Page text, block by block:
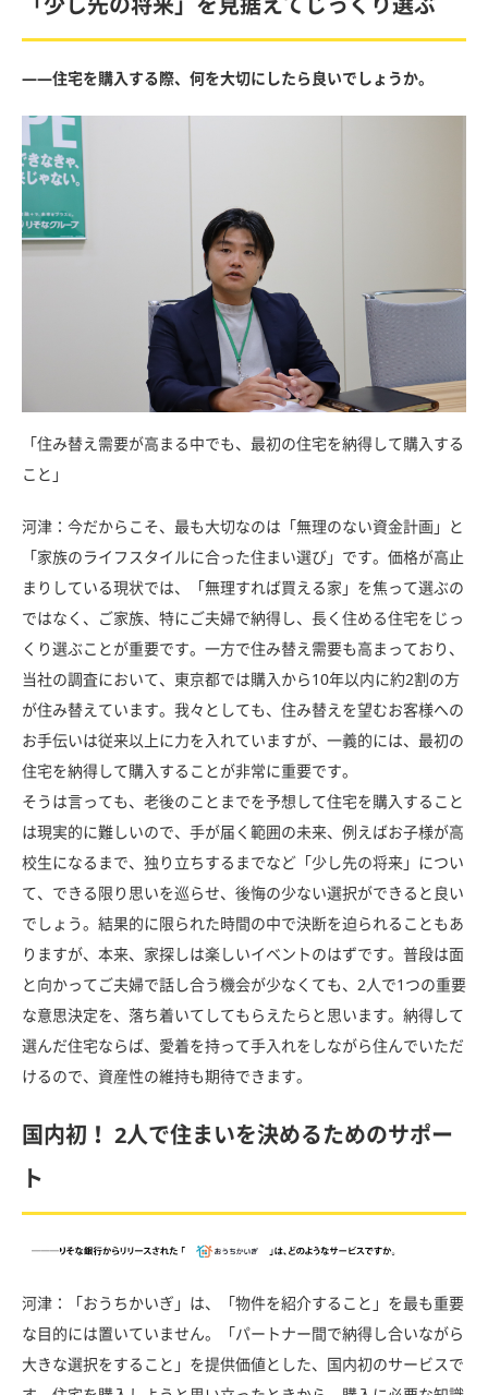
――住宅を購入する際、何を大切にしたら良いでしょうか。
「住み替え需要が高まる中でも、最初の住宅を納得して購入する
こと」
河津：今だからこそ、最も大切なのは「無理のない資金計画」と
「家族のライフスタイルに合った住まい選び」です。価格が高止
まりしている現状では、「無理すれば買える家」を焦って選ぶの
ではなく、ご家族、特にご夫婦で納得し、長く住める住宅をじっ
くり選ぶことが重要です。一方で住み替え需要も高まっており、
当社の調査において、東京都では購入から10年以内に約2割の方
が住み替えています。我々としても、住み替えを望むお客様への
お手伝いは従来以上に力を入れていますが、一義的には、最初の
住宅を納得して購入することが非常に重要です。
そうは言っても、老後のことまでを予想して住宅を購入すること
は現実的に難しいので、手が届く範囲の未来、例えばお子様が高
校生になるまで、独り立ちするまでなど「少し先の将来」につい
て、できる限り思いを巡らせ、後悔の少ない選択ができると良い
でしょう。結果的に限られた時間の中で決断を迫られることもあ
りますが、本来、家探しは楽しいイベントのはずです。普段は面
と向かってご夫婦で話し合う機会が少なくても、 2 人で1 つの重要
な意思決定を、落ち着いてしてもらえたらと思います。納得して
選んだ住宅ならば、愛着を持って手入れをしながら住んでいただ
けるので、資産性の維持も期待できます。
国内初！ 2人で住まいを決めるためのサポー
ト
河津：「おうちかいぎ」は、「物件を紹介すること」を最も重要
な目的には置いていません。「パートナー間で納得し合いながら
大きな選択をすること」を提供価値とした、国内初のサービスで